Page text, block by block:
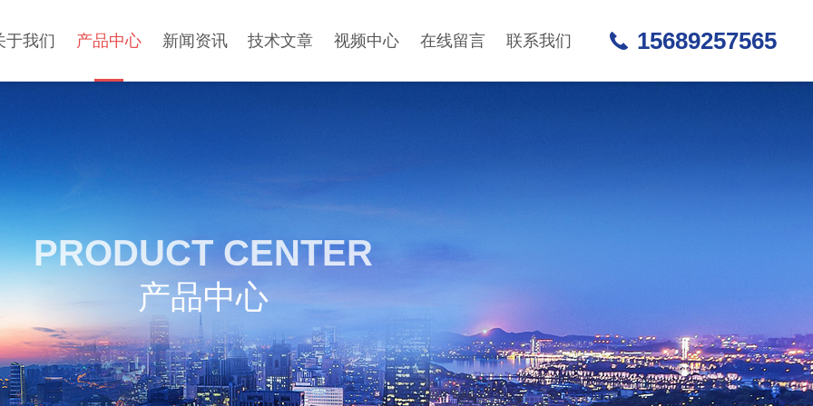
于我们 产品中心 新闻资讯 技术文章 视频中心 在线留言 联系我们 15689257565
PRODUCT CENTER
产品中心